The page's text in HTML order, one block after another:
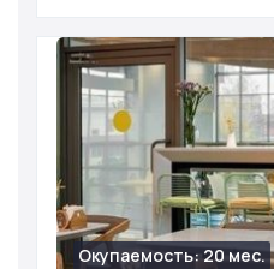
Окупаемость: 20 мес.